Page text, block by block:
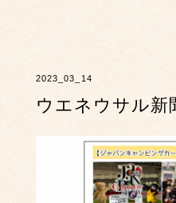
2023_03_14
ウエネウサル